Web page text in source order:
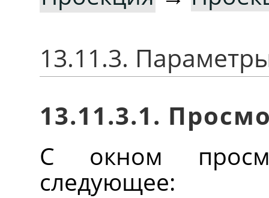
13.11.3.
13.11.3.1.
С окном
следующее: